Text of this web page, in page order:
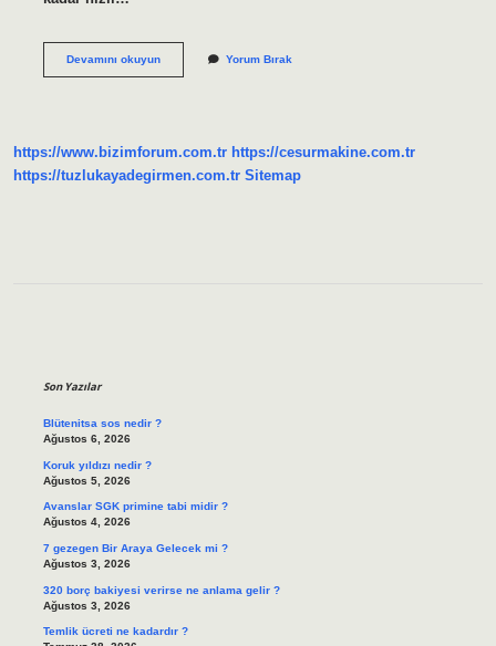
Devamını okuyunAkça
Yorum Bırak
https://www.bizimforum.com.tr https://cesurmakine.com.tr
https://tuzlukayadegirmen.com.tr Sitemap
Son Yazılar
Blütenitsa sos nedir ?
Ağustos 6, 2026
Koruk yıldızı nedir ?
Ağustos 5, 2026
Avanslar SGK primine tabi midir ?
Ağustos 4, 2026
7 gezegen Bir Araya Gelecek mi ?
Ağustos 3, 2026
320 borç bakiyesi verirse ne anlama gelir ?
Ağustos 3, 2026
Temlik ücreti ne kadardır ?